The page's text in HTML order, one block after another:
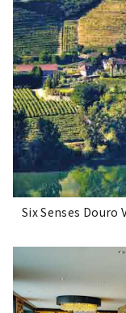
Six Senses Douro